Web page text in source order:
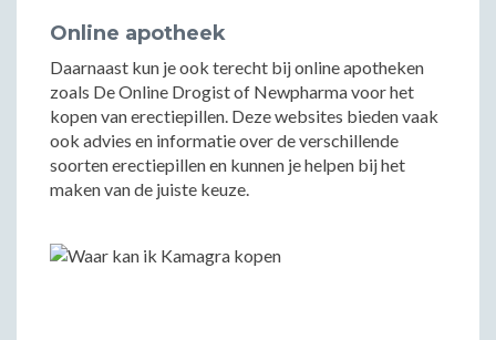
Online apotheek
Daarnaast kun je ook terecht bij online apotheken
zoals De Online Drogist of Newpharma voor het
kopen van erectiepillen. Deze websites bieden vaak
ook advies en informatie over de verschillende
soorten erectiepillen en kunnen je helpen bij het
maken van de juiste keuze.